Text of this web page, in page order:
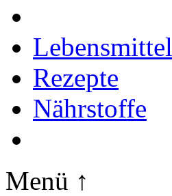
Lebensmittel
Rezepte
Nährstoffe
Menü ↑